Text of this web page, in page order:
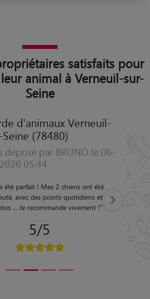
satisfaits pour
animal à Verneuil-sur-
Seine
d'animaux Verneuil-
Seine (78480)
déposé par BRUNO le 06-
05:44
été parfait ! Mes 2 chiens ont été
avec des points quotidiens et
... Je recommande vivement !"
5/5
Suivant